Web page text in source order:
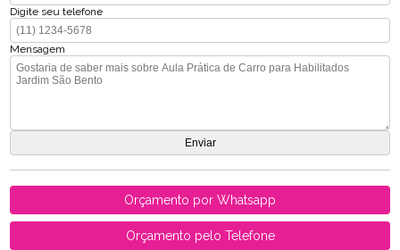
Digite seu telefone
Mensagem
Orçamento por Whatsapp
Orçamento pelo Telefone